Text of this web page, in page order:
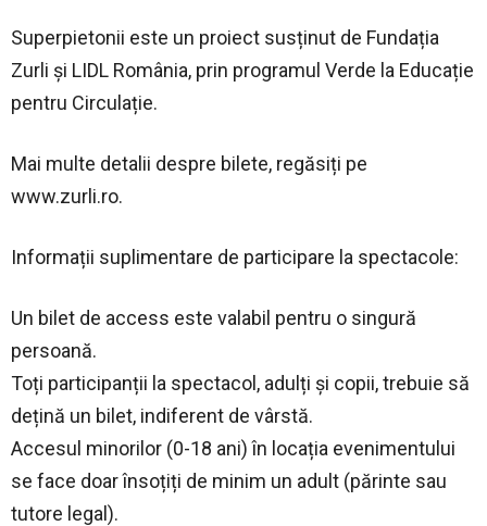
Superpietonii este un proiect susținut de Fundația
Zurli și LIDL România, prin programul Verde la Educație
pentru Circulație.
Mai multe detalii despre bilete, regăsiți pe
www.zurli.ro.
Informații suplimentare de participare la spectacole:
Un bilet de access este valabil pentru o singură
persoană.
Toți participanții la spectacol, adulți și copii, trebuie să
dețină un bilet, indiferent de vârstă.
Accesul minorilor (0-18 ani) în locația evenimentului
se face doar însoțiți de minim un adult (părinte sau
tutore legal).